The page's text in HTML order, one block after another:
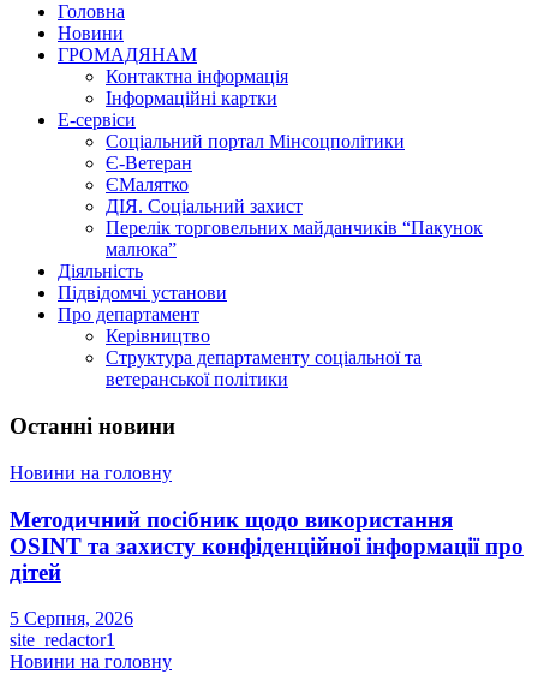
Головна
Новини
ГРОМАДЯНАМ
Контактна інформація
Інформаційні картки
Е-сервіси
Соціальний портал Мінсоцполітики
Є-Ветеран
ЄМалятко
ДІЯ. Соціальний захист
Перелік торговельних майданчиків “Пакунок
малюка”
Діяльність
Підвідомчі установи
Про департамент
Керівництво
Структура департаменту соціальної та
ветеранської політики
Останні новини
Новини на головну
Методичний посібник щодо використання
OSINT та захисту конфіденційної інформації про
дітей
5 Серпня, 2026
site_redactor1
Новини на головну